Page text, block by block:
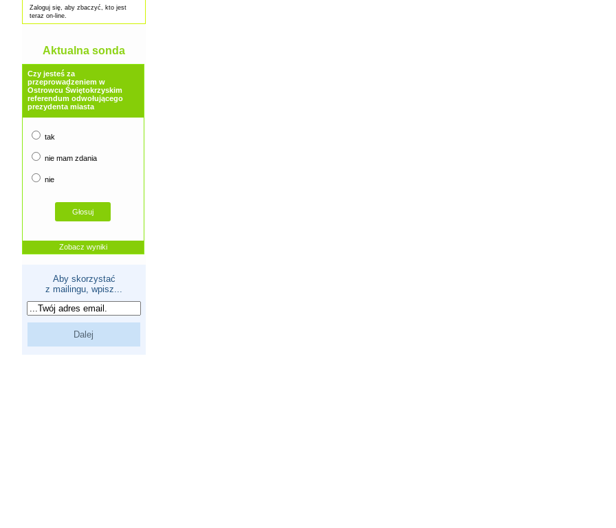
Zaloguj się, aby zbaczyć, kto jest
teraz on-line.
Aktualna sonda
Czy jesteś za
przeprowadzeniem w
Ostrowcu Świętokrzyskim
referendum odwołującego
prezydenta miasta
tak
nie mam zdania
nie
Zobacz wyniki
Aby skorzystać
z mailingu, wpisz...